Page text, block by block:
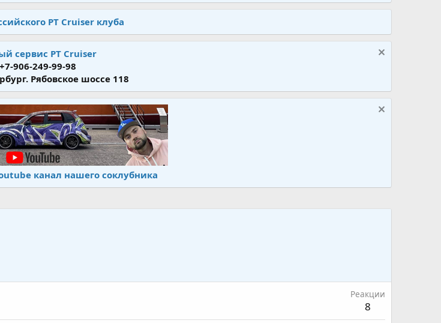
PT Cruiser клуба
сервис PT Cruiser
+7-906-249-99-98
Рябовское шоссе 118
канал нашего соклубника
Реакции
8